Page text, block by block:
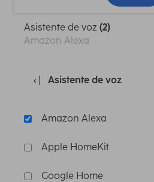
Asistente de voz (2)
Amazon Alexa
Asistente de voz
Amazon Alexa
Apple HomeKit
Google Home